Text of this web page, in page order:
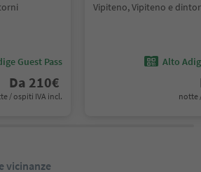
Guest Pass
Da 210€
/ ospiti IVA incl.
Vipiteno, Vipiteno e
Alto
notte
vicinanze